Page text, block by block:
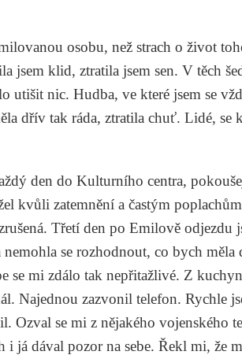
osobu, než strach o život
jsem klid, ztratila jsem sen. V těch
utišit nic. Hudba, ve které jsem se
dřív tak ráda, ztratila chuť. Lidé, se
den do Kulturního centra,
kvůli zatemnění a častým
Třetí den po Emilově odjezdu
se rozhodnout, co bych měla
se mi zdálo tak nepřitažlivé. Z
Najednou zazvonil telefon. Rychle
Ozval se mi z nějakého vojenského
i já dával pozor na sebe. Řekl mi, že